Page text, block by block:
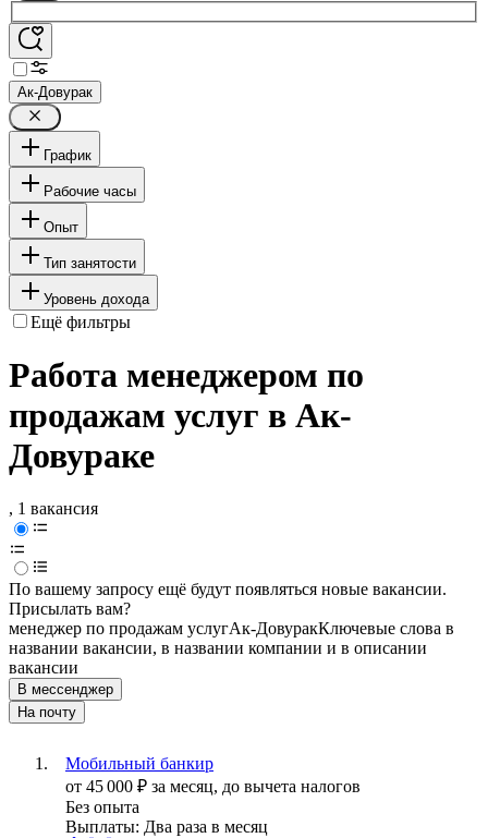
Ак-Довурак
График
Рабочие часы
Опыт
Тип занятости
Уровень дохода
Ещё фильтры
Работа менеджером по
продажам услуг в Ак-
Довураке
, 1 вакансия
По вашему запросу ещё будут появляться новые вакансии.
Присылать вам?
менеджер по продажам услугАк-ДовуракКлючевые слова в
названии вакансии, в названии компании и в описании
вакансии
В мессенджер
На почту
Мобильный банкир
от 45 000 ₽ за месяц, до вычета налогов
Без опыта
Выплаты: Два раза в месяц